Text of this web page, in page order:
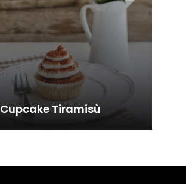
Cupcake Tiramisù